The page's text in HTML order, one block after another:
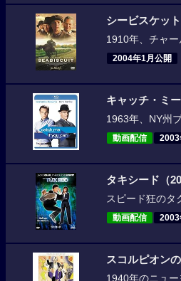
シービスケット
1910年、チャー
2004年1月公開
キャッチ・ミ
1963年、NY州
動画配信 2003
タキシード（
スピード狂のタ
動画配信 2003
スコルピオン
1940年のニュー